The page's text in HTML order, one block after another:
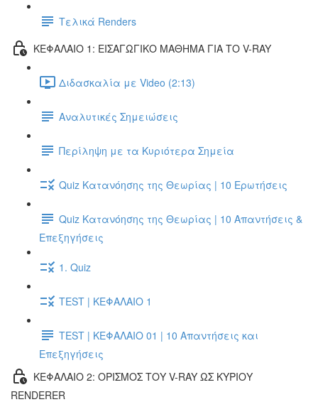
Τελικά Renders
ΚΕΦΑΛΑΙΟ 1: ΕΙΣΑΓΩΓΙΚΟ ΜΑΘΗΜΑ ΓΙΑ ΤΟ V-RAY
Διδασκαλία με Video (2:13)
Αναλυτικές Σημειώσεις
Περίληψη με τα Κυριότερα Σημεία
Quiz Κατανόησης της Θεωρίας | 10 Ερωτήσεις
Quiz Κατανόησης της Θεωρίας | 10 Απαντήσεις &
Επεξηγήσεις
1. Quiz
TEST | ΚΕΦΑΛΑΙΟ 1
TEST | ΚΕΦΑΛΑΙΟ 01 | 10 Απαντήσεις και
Επεξηγήσεις
ΚΕΦΑΛΑΙΟ 2: ΟΡΙΣΜΟΣ ΤΟΥ V-RAY ΩΣ ΚΥΡΙΟΥ
RENDERER